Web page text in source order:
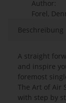
Author:
Forel,
Beschreibung
A straight
and inspire
foremost
The Art of Air
with step by